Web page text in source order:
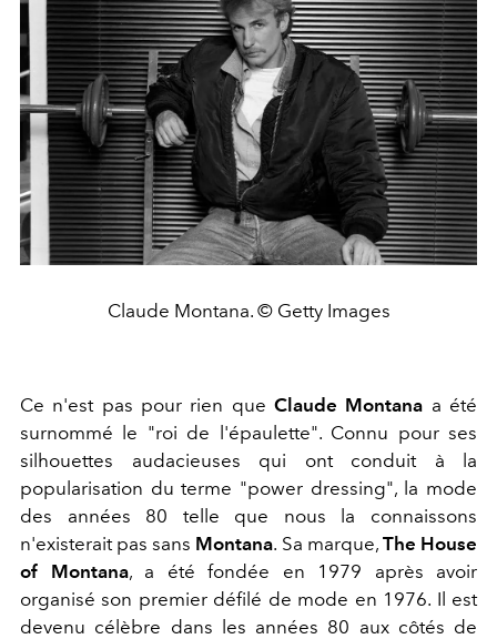
Claude Montana. © Getty Images
Ce n'est pas pour rien que Claude Montana a été
surnommé le "roi de l'épaulette". Connu pour ses
silhouettes audacieuses qui ont conduit à la
popularisation du terme "power dressing", la mode
des années 80 telle que nous la connaissons
n'existerait pas sans Montana. Sa marque, The House
of Montana, a été fondée en 1979 après avoir
organisé son premier défilé de mode en 1976. Il est
devenu célèbre dans les années 80 aux côtés de